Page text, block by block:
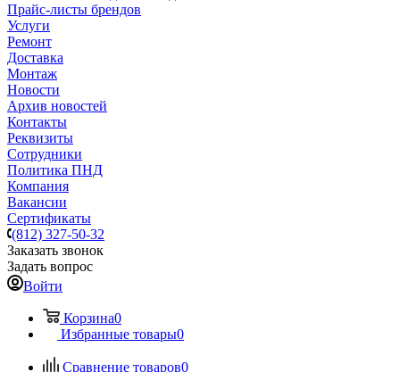
Прайс-листы брендов
Услуги
Ремонт
Доставка
Монтаж
Новости
Архив новостей
Контакты
Реквизиты
Сотрудники
Политика ПНД
Компания
Вакансии
Сертификаты
(812) 327-50-32
Заказать звонок
Задать вопрос
Войти
Корзина0
Избранные товары0
Сравнение товаров0